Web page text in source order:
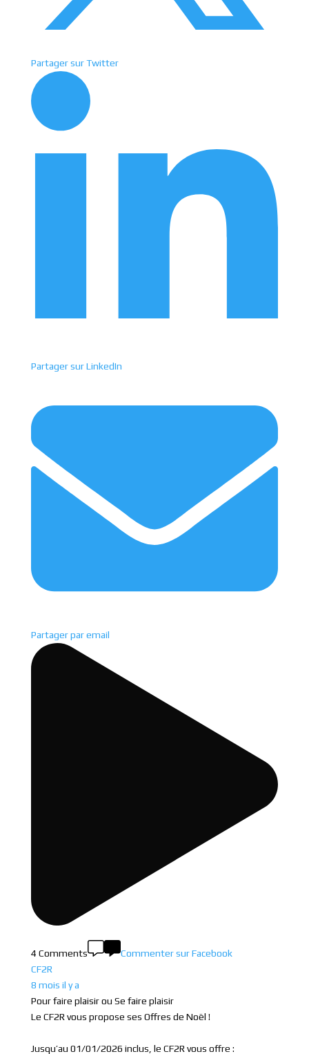
Partager sur Twitter
Partager sur LinkedIn
Partager par email
4 Comments
Commenter sur Facebook
CF2R
8 mois il y a
Pour faire plaisir ou Se faire plaisir
Le CF2R vous propose ses Offres de Noël !
Jusqu’au 01/01/2026 inclus, le CF2R vous offre :